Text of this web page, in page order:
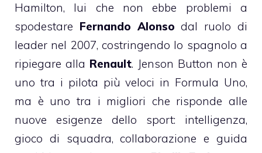
Hamilton, lui che non ebbe problemi a
spodestare Fernando Alonso dal ruolo di
leader nel 2007, costringendo lo spagnolo a
ripiegare alla Renault. Jenson Button non è
uno tra i pilota più veloci in Formula Uno,
ma è uno tra i migliori che risponde alle
nuove esigenze dello sport: intelligenza,
gioco di squadra, collaborazione e guida